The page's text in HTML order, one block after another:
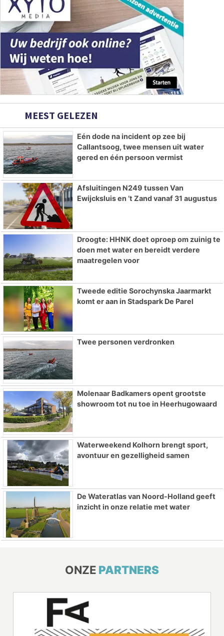
MEEST GELEZEN
Eén dode na incident op zee bij
Callantsoog, twee mensen uit water
gered en één persoon vermist
Afsluitingen N249 tussen Van
Ewijcksluis en ’t Zand vanaf 31 augustus
Droogte: HHNK doet oproep om zuinig te
doen met water en bereidt verdere
maatregelen voor
Tweede editie Sorochynska Jaarmarkt
komt er aan in Stadspark De Parel
Twee personen verdronken
Molenaar Badkamers opent grootste
showroom tot nu toe in Heerhugowaard
Waterweekend Kolhorn brengt sport,
avontuur en gezelligheid samen
De Wateratlas van Noord-Holland geeft
inzicht in onze relatie met water
ONZE PARTNERS